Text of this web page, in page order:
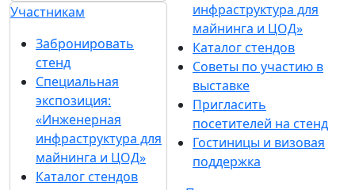
Участникам
Забронировать
стенд
Специальная
экспозиция:
«Инженерная
инфраструктура для
майнинга и ЦОД»
Каталог стендов
инфраструктура для
майнинга и ЦОД»
Каталог стендов
Советы по участию в
выставке
Пригласить
посетителей на стенд
Гостиницы и визовая
поддержка